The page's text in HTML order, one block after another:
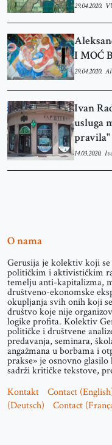
29.04.2020.
I MOĆ
29.04.2020.
Ivan
usluga
pravila"
14.03.2020.
O nama
Gerusija je kolektiv koji
političkim i aktivističkim
temelju anti-kapitalizma,
društveno-ekonomske
okupljanja svih onih koji
društvo koje nije
logike profita. Kolektiv
političke i društvene
predavanja, seminara,
angažmana u borbama i
prakse» je osnovno
sadrži kritičke tekstove,
Kontakt
Contact
(Deutsch)
Contact